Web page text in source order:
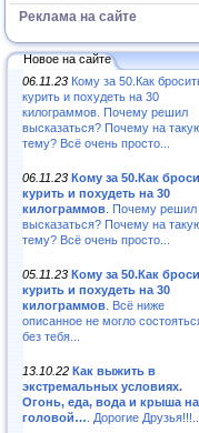
Реклама на сайте
Новое на сайте
06.11.23 Кому за 50.Как
курить и похудеть на 30
килограммов. Почему решил
высказаться? Почему на
тему? Всё очень просто...
06.11.23 Кому за 50.Как
курить и похудеть на 30
килограммов . Почему решил
высказаться? Почему на
тему? Всё очень просто...
05.11.23 Кому за 50.Как
курить и похудеть на 30
килограммов . Всё ниже
описанное не могло
без тебя...
13.10.22 Как выжить в
экстремальных условиях.
Огонь, еда, вода и крыша
головой… . Дорогие Друзья!!!..